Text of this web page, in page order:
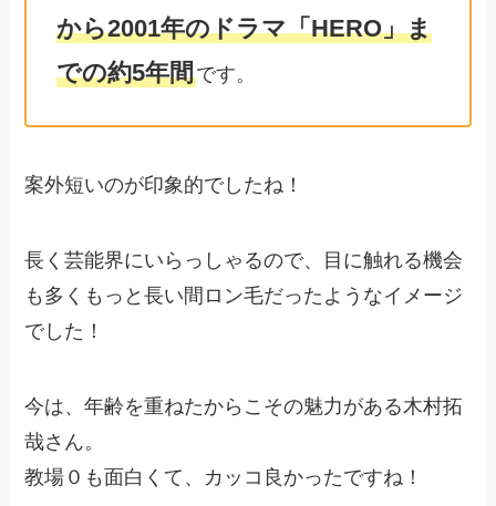
から2001年のドラマ「HERO」ま
での約5年間です。
案外短いのが印象的でしたね！
長く芸能界にいらっしゃるので、目に触れる機会
も多くもっと長い間ロン毛だったようなイメージ
でした！
今は、年齢を重ねたからこその魅力がある木村拓
哉さん。
教場０も面白くて、カッコ良かったですね！